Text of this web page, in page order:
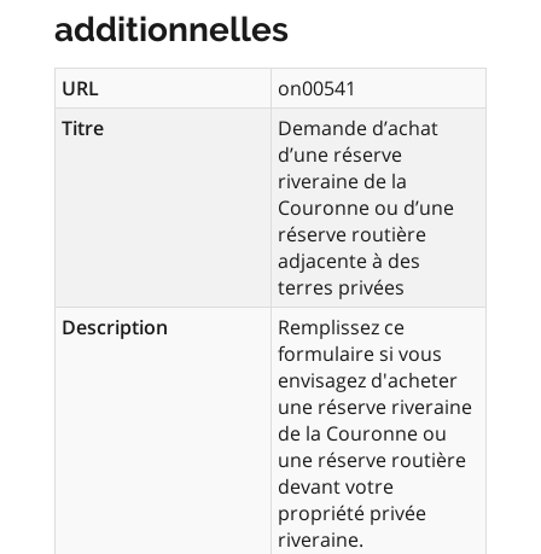
additionnelles
URL
on00541
Titre
Demande d’achat
d’une réserve
riveraine de la
Couronne ou d’une
réserve routière
adjacente à des
terres privées
Description
Remplissez ce
formulaire si vous
envisagez d'acheter
une réserve riveraine
de la Couronne ou
une réserve routière
devant votre
propriété privée
riveraine.